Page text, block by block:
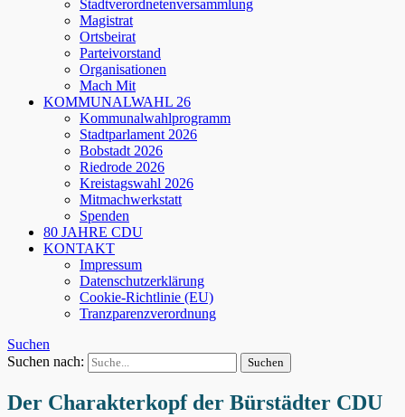
Stadtverordnetenversammlung
Magistrat
Ortsbeirat
Parteivorstand
Organisationen
Mach Mit
KOMMUNALWAHL 26
Kommunalwahlprogramm
Stadtparlament 2026
Bobstadt 2026
Riedrode 2026
Kreistagswahl 2026
Mitmachwerkstatt
Spenden
80 JAHRE CDU
KONTAKT
Impressum
Datenschutzerklärung
Cookie-Richtlinie (EU)
Tranzparenzverordnung
Suchen
Suchen nach:
Der Charakterkopf der Bürstädter CDU